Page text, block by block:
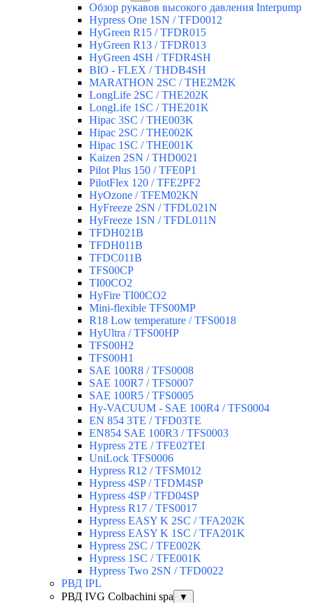
Обзор рукавов высокого давления Interpump
Hypress One 1SN / TFD0012
HyGreen R15 / TFDR015
HyGreen R13 / TFDR013
HyGreen 4SH / TFDR4SH
BIO - FLEX / THDB4SH
MARATHON 2SC / THE2M2K
LongLife 2SC / THE202K
LongLife 1SC / THE201K
Hipac 3SC / THE003K
Hipac 2SC / THE002K
Hipac 1SC / THE001K
Kaizen 2SN / THD0021
Pilot Plus 150 / TFE0P1
PilotFlex 120 / TFE2PF2
HyOzone / TFEM02KN
HyFreeze 2SN / TFDL021N
HyFreeze 1SN / TFDL011N
TFDH021B
TFDH011B
TFDC011B
TFS00CP
TI00CO2
HyFire TI00CO2
Mini-flexible TFS00MP
R18 Low temperature / TFS0018
HyUltra / TFS00HP
TFS00H2
TFS00H1
SAE 100R8 / TFS0008
SAE 100R7 / TFS0007
SAE 100R5 / TFS0005
Hy-VACUUM - SAE 100R4 / TFS0004
EN 854 3TE / TFD03TE
EN854 SAE 100R3 / TFS0003
Hypress 2TE / TFE02TEI
UniLock TFS0006
Hypress R12 / TFSM012
Hypress 4SP / TFDM4SP
Hypress 4SP / TFD04SP
Hypress R17 / TFS0017
Hypress EASY K 2SC / TFA202K
Hypress EASY K 1SC / TFA201K
Hypress 2SC / TFE002K
Hypress 1SC / TFE001K
Hypress Two 2SN / TFD0022
РВД IPL
РВД IVG Colbachini spa
▼